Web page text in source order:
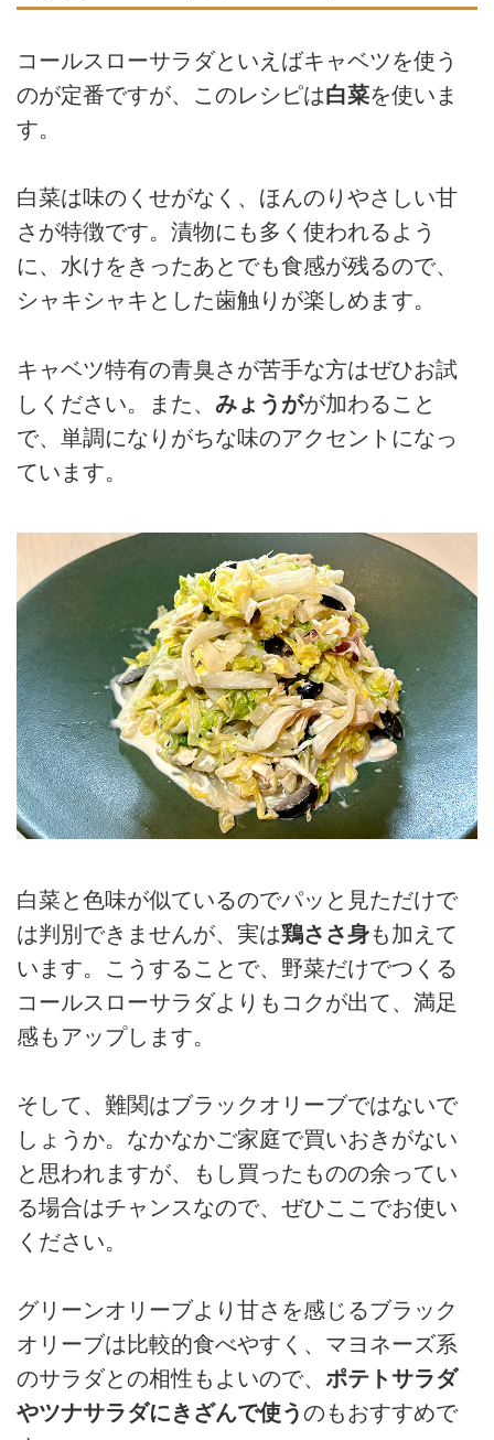
コールスローサラダといえばキャベツを使う
のが定番ですが、このレシピは白菜を使いま
す。
白菜は味のくせがなく、ほんのりやさしい甘
さが特徴です。漬物にも多く使われるよう
に、水けをきったあとでも食感が残るので、
シャキシャキとした歯触りが楽しめます。
キャベツ特有の青臭さが苦手な方はぜひお試
しください。また、 みょうがが加わること
で、単調になりがちな味のアクセントになっ
ています。
白菜と色味が似ているのでパッと見ただけで
は判別できませんが、実は鶏ささ身も加えて
います。こうすることで、野菜だけでつくる
コールスローサラダよりもコクが出て、満足
感もアップします。
そして、難関はブラックオリーブではないで
しょうか。なかなかご家庭で買いおきがない
と思われますが、もし買ったものの余ってい
る場合はチャンスなので、ぜひここでお使い
ください。
グリーンオリーブより甘さを感じるブラック
オリーブは比較的食べやすく、マヨネーズ系
のサラダとの相性もよいので、 ポテトサラダ
やツナサラダにきざんで使うのもおすすめで